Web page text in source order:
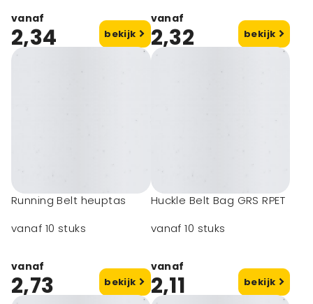
vanaf
2,34 bekijk
vanaf
2,32 bekijk
Running Belt heuptas
vanaf 10 stuks
vanaf
2,73 bekijk
Huckle Belt Bag GRS RPET
vanaf 10 stuks
vanaf
2,11 bekijk